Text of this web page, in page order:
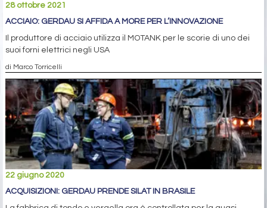
28 ottobre 2021
ACCIAIO: GERDAU SI AFFIDA A MORE PER L’INNOVAZIONE
Il produttore di acciaio utilizza il MOTANK per le scorie di uno dei
suoi forni elettrici negli USA
di Marco Torricelli
22 giugno 2020
ACQUISIZIONI: GERDAU PRENDE SILAT IN BRASILE